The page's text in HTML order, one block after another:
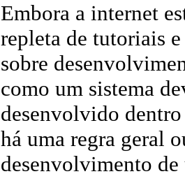
Embora a internet
repleta de tutoriais
sobre
como um sistema
desenvolvido
há uma regra geral
desenvolvimento de